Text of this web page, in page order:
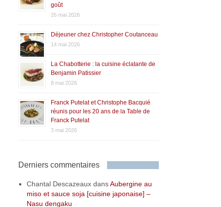
goût
26 mai 2026
Déjeuner chez Christopher Coutanceau
14 mai 2026
La Chabotterie : la cuisine éclatante de
Benjamin Patissier
8 mai 2026
Franck Putelat et Christophe Bacquié
réunis pour les 20 ans de la Table de
Franck Putelat
3 mai 2026
Derniers commentaires
Chantal Descazeaux dansAubergine au
miso et sauce soja [cuisine japonaise] –
Nasu dengaku